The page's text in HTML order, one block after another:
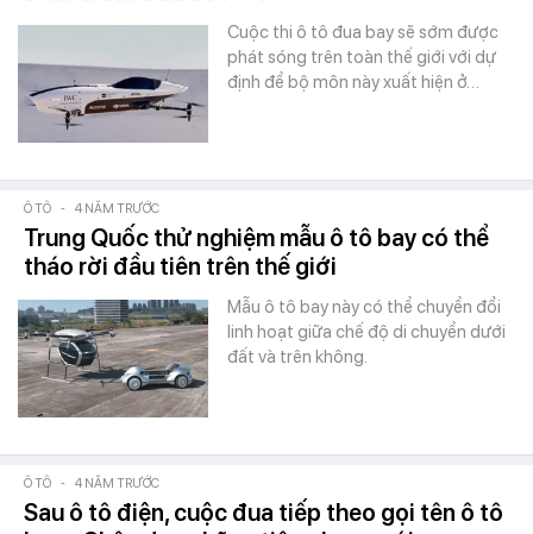
Cuộc thi ô tô đua bay sẽ sớm được
phát sóng trên toàn thế giới với dự
định để bộ môn này xuất hiện ở…
Ô TÔ - 4 NĂM TRƯỚC
Trung Quốc thử nghiệm mẫu ô tô bay có thể
tháo rời đầu tiên trên thế giới
Mẫu ô tô bay này có thể chuyển đổi
linh hoạt giữa chế độ di chuyển dưới
đất và trên không.
Ô TÔ - 4 NĂM TRƯỚC
Sau ô tô điện, cuộc đua tiếp theo gọi tên ô tô